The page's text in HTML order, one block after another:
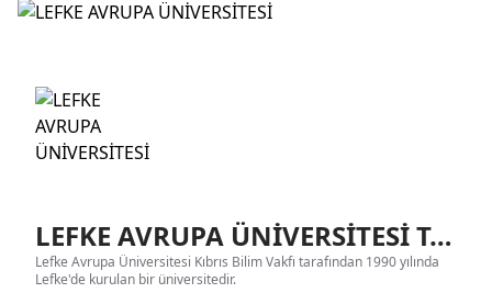
LEFKE AVRUPA ÜNİVERSİTESİ Tanıtım
Lefke Avrupa Üniversitesi Kıbrıs Bilim Vakfı tarafından 1990 yılında
Lefke'de kurulan bir üniversitedir.